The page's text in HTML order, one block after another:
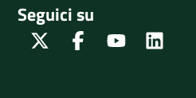
Seguici su
Twitter FacebookYoutube